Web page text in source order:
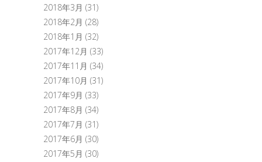
2018年3月 (31)
2018年2月 (28)
2018年1月 (32)
2017年12月 (33)
2017年11月 (34)
2017年10月 (31)
2017年9月 (33)
2017年8月 (34)
2017年7月 (31)
2017年6月 (30)
2017年5月 (30)